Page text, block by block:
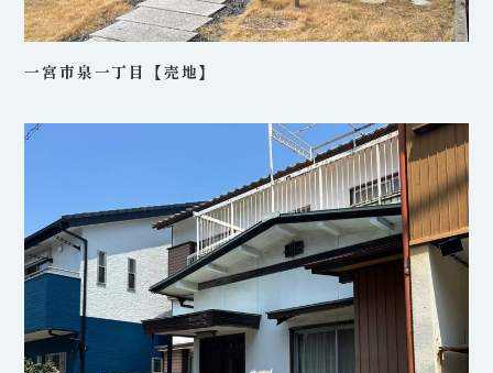
一宮市泉一丁目【売地】